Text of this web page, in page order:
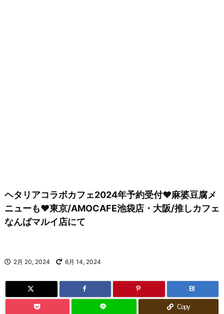
ヘタリアコラボカフェ2024年予約受付♥麻婆豆腐メ
ニューも♥東京/AMOCAFE池袋店・大阪/推しカフェ
なんばマルイ店にて
2月 20, 2024 6月 14, 2024
B!
Copy